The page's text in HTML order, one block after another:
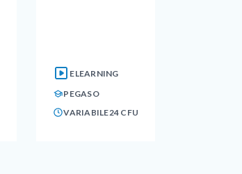
ELEARNING
PEGASO
VARIABILE24 CFU